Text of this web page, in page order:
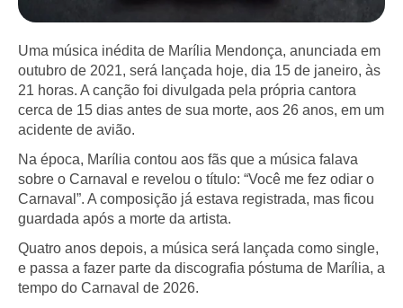
Uma música inédita de Marília Mendonça, anunciada em
outubro de 2021, será lançada hoje, dia 15 de janeiro, às
21 horas. A canção foi divulgada pela própria cantora
cerca de 15 dias antes de sua morte, aos 26 anos, em um
acidente de avião.
Na época, Marília contou aos fãs que a música falava
sobre o Carnaval e revelou o título: “Você me fez odiar o
Carnaval”. A composição já estava registrada, mas ficou
guardada após a morte da artista.
Quatro anos depois, a música será lançada como single,
e passa a fazer parte da discografia póstuma de Marília, a
tempo do Carnaval de 2026.